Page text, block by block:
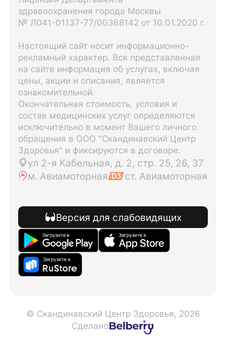
здравоохранения города Москвы
№ Л041-01137-77/00368142 от 10.01.2020 г.
Настоящий сайт носит информационно-
рекламный характер. Вся представленная
на сайте информация об услугах, включая
цены, акции и описания, является
ознакомительной.
Окончательная стоимость, условия и
состав медицинских услуг определяются
исключительно в момент Вашего личного
обращения в ООО "Скандинавский Центр
Здоровья" и фиксируются в договоре.
ул 2-я Кабельная, д. 2, стр. 25, 26, 37
м. Авиамоторная
ст. Авиамоторная
Версия для слабовидящих
© Скандинавский Центр Здоровья, 2026
Сделано